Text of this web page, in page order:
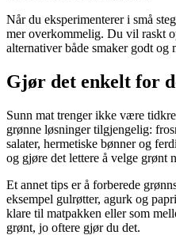
Når du eksperimenterer i små
mer overkommelig. Du vil raskt
alternativer både smaker godt og
Gjør det enkelt for
Sunn mat trenger ikke være
grønne løsninger tilgjengelig:
salater, hermetiske bønner og
og gjøre det lettere å velge grønt
Et annet tips er å forberede
eksempel gulrøtter, agurk og
klare til matpakken eller som
grønt, jo oftere gjør du det.